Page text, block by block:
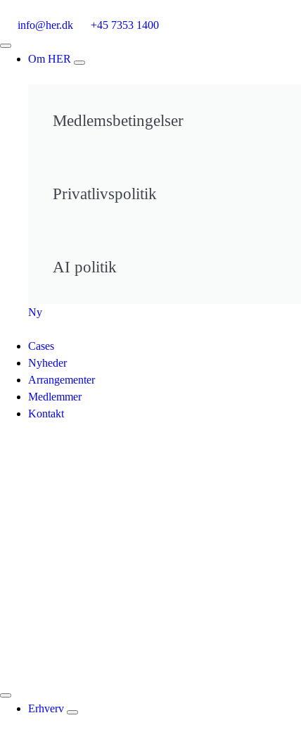
info@her.dk +45 7353 1400
Om HER
Medlemsbetingelser
Privatlivspolitik
AI politik
Ny
Cases
Nyheder
Arrangementer
Medlemmer
Kontakt
Erhverv